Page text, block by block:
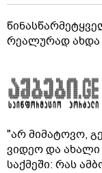
რეალურად ახდა
"არ მიმატოვო,
ვიდეო და ახალი
საქმეში: რას